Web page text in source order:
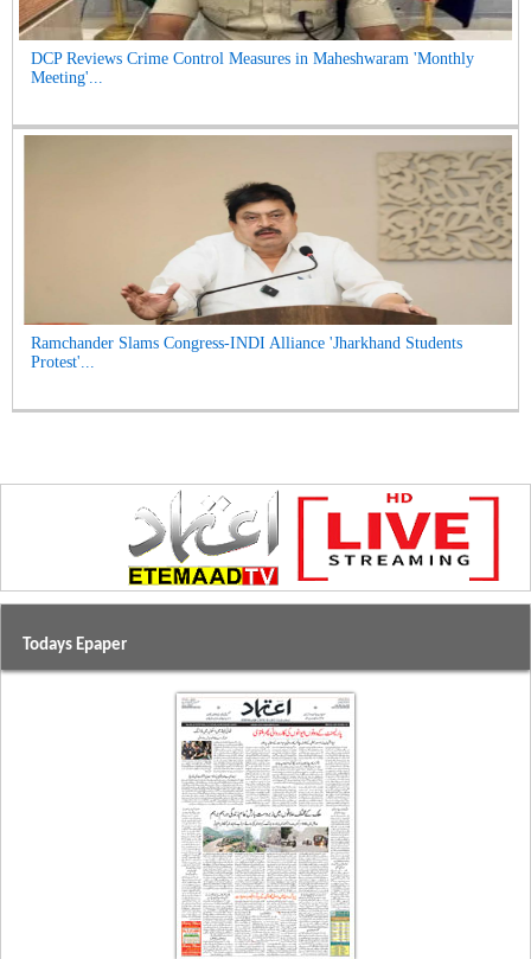
DCP Reviews Crime Control Measures in Maheshwaram 'Monthly
Meeting'...
Ramchander Slams Congress-INDI Alliance 'Jharkhand Students
Protest'...
Todays Epaper